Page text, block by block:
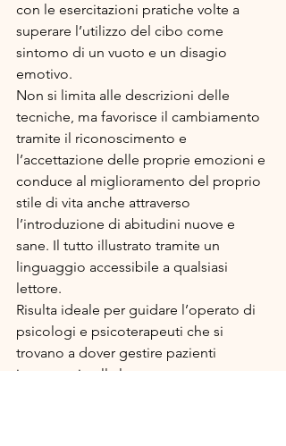
con le esercitazioni pratiche volte a
superare l’utilizzo del cibo come
sintomo di un vuoto e un disagio
emotivo.
Non si limita alle descrizioni delle
tecniche, ma favorisce il cambiamento
tramite il riconoscimento e
l’accettazione delle proprie emozioni e
conduce al miglioramento del proprio
stile di vita anche attraverso
l’introduzione di abitudini nuove e
sane. Il tutto illustrato tramite un
linguaggio accessibile a qualsiasi
lettore.
Risulta ideale per guidare l’operato di
psicologi e psicoterapeuti che si
trovano a dover gestire pazienti
impegnati nella lotta contro un